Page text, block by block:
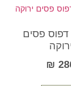
פסים
₪